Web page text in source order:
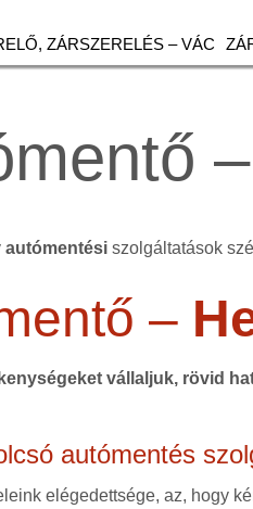
ZÁRSZERELÉS – VÁC
autómentési szolgáltatások
–
vállaljuk, rövid
autómentés
elégedettsége, az, hogy